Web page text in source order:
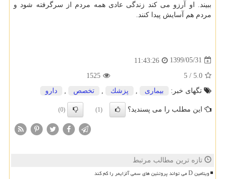
ببیند. او آرزو می کند زندگی عادی همه مردم از سرگرفته شود و
مردم هم آسایش پیدا کنند.
1399/05/31
11:43:26
5.0
/
5
1525
تگهای خبر:
بیماری پزشك تخصص دارو
این مطلب را می پسندید؟ (1)
(0)
تازه ترین مطالب مرتبط
ویتامین D می تواند پروتئین های سمی آلزایمر را کم کند